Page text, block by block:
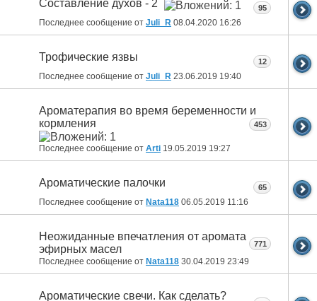
Составление духов - 2
Последнее сообщение от Juli_R 08.04.2020 16:26
95
Трофические язвы
Последнее сообщение от Juli_R 23.06.2019 19:40
12
Ароматерапия во время беременности и
кормления
Последнее сообщение от Arti 19.05.2019 19:27
453
Ароматические палочки
Последнее сообщение от Nata118 06.05.2019 11:16
65
Неожиданные впечатления от аромата
эфирных масел
Последнее сообщение от Nata118 30.04.2019 23:49
771
Ароматические свечи. Как сделать?